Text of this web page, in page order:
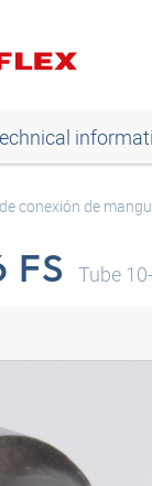
conexión de
FS Tube